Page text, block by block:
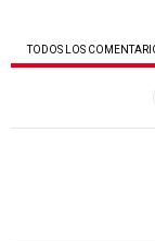
TODOS LOS
Todos los